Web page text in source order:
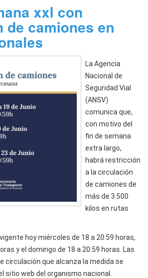
xxl con
de camiones en
La Agencia
Nacional de
Seguridad Vial
(ANSV)
comunica que,
con motivo del
fin de semana
extra largo,
habrá restricción
a la circulación
de camiones de
más de 3.500
kilos en rutas
hoy miércoles de 18 a 20:59 horas,
y el domingo de 18 a 20:59 horas. Las
circulación que alcanza la medida se
sitio web del organismo nacional.